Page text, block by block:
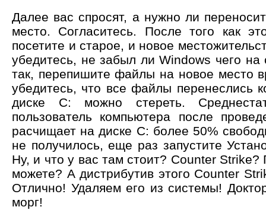
Далее вас спросят, а нужно ли
место. Согласитесь. После того как
посетите и старое, и новое
убедитесь, не забыл ли Windows чего на
так, перепишите файлы на новое место
убедитесь, что все файлы перенеслись
диске C: можно стереть.
пользователь компьютера после
расчищает на диске С: более 50%
не получилось, еще раз запустите
Ну, и что у вас там стоит? Counter Strike?
можете? А дистрибутив этого Counter
Отлично! Удаляем его из системы!
морг!